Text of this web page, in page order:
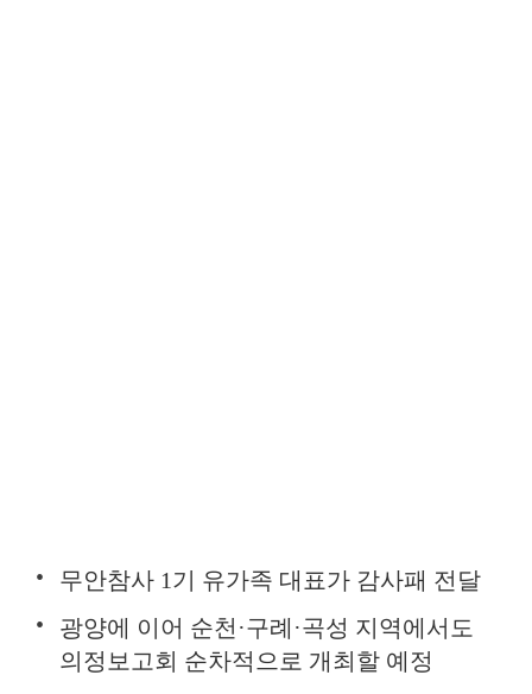
무안참사 1기 유가족 대표가 감사패 전달
광양에 이어 순천·구례·곡성 지역에서도
의정보고회 순차적으로 개최할 예정